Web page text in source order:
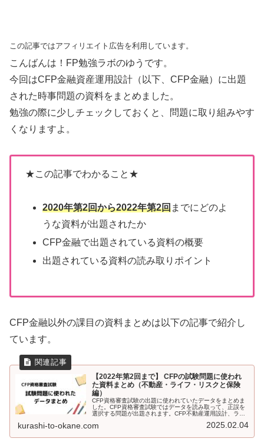
この記事ではアフィリエイト広告を利用しています。
こんばんは！FP勉強ラボのゆうです。
今回はCFP金融資産運用設計（以下、CFP金融）に出題
された時事問題の資料をまとめました。
勉強の際に少しチェックしておくと、問題に取り組みやす
くなりますよ。
★この記事でわかること★
2020年第2回から2022年第2回までにどのよ
うな資料が出題されたか
CFP金融で出題されている資料の概要
出題されている資料の読み取りポイント
CFP金融以外の課目の資料まとめは以下の記事で紹介し
ています。
【2022年第2回まで】 CFPの試験問題に使われ
た資料まとめ（不動産・ライフ・リスクと保険
編）
CFP資格審査試験の出題に使われていたデータをまとめま
した。CFP資格審査試験ではデータを読み取って、正誤を
選択する問題が出題されます。CFP不動産運用設計、ライ
保険の過去4回の試験で出題されたデータをまとめていま
がでしょうか。
kurashi-to-okane.com 2025.02.04